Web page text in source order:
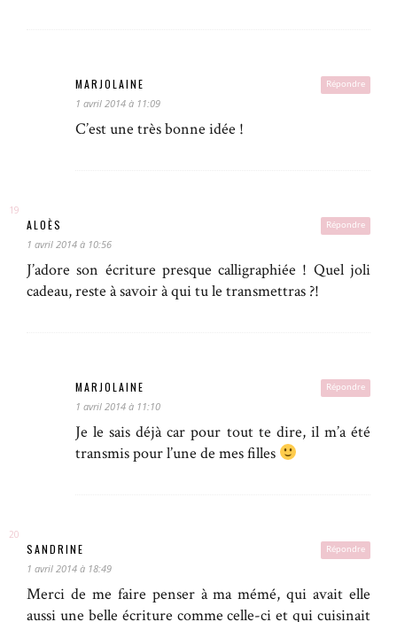
Répondre
MARJOLAINE
1 avril 2014 à 11:09
C’est une très bonne idée !
Répondre
ALOÈS
1 avril 2014 à 10:56
J’adore son écriture presque calligraphiée ! Quel joli
cadeau, reste à savoir à qui tu le transmettras ?!
Répondre
MARJOLAINE
1 avril 2014 à 11:10
Je le sais déjà car pour tout te dire, il m’a été
transmis pour l’une de mes filles
Répondre
SANDRINE
1 avril 2014 à 18:49
Merci de me faire penser à ma mémé, qui avait elle
aussi une belle écriture comme celle-ci et qui cuisinait